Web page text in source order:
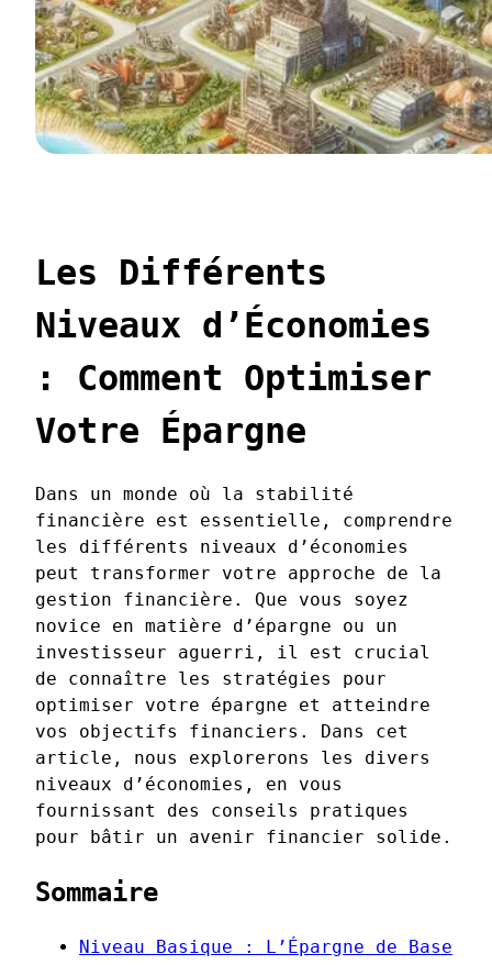
Les Différents
Niveaux d’Économies
: Comment Optimiser
Votre Épargne
Dans un monde où la stabilité
financière est essentielle, comprendre
les différents niveaux d’économies
peut transformer votre approche de la
gestion financière. Que vous soyez
novice en matière d’épargne ou un
investisseur aguerri, il est crucial
de connaître les stratégies pour
optimiser votre épargne et atteindre
vos objectifs financiers. Dans cet
article, nous explorerons les divers
niveaux d’économies, en vous
fournissant des conseils pratiques
pour bâtir un avenir financier solide.
Sommaire
Niveau Basique : L’Épargne de Base